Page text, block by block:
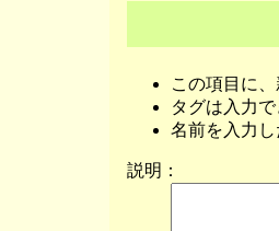
この項目に
タグは入力で
名前を入力
説明：